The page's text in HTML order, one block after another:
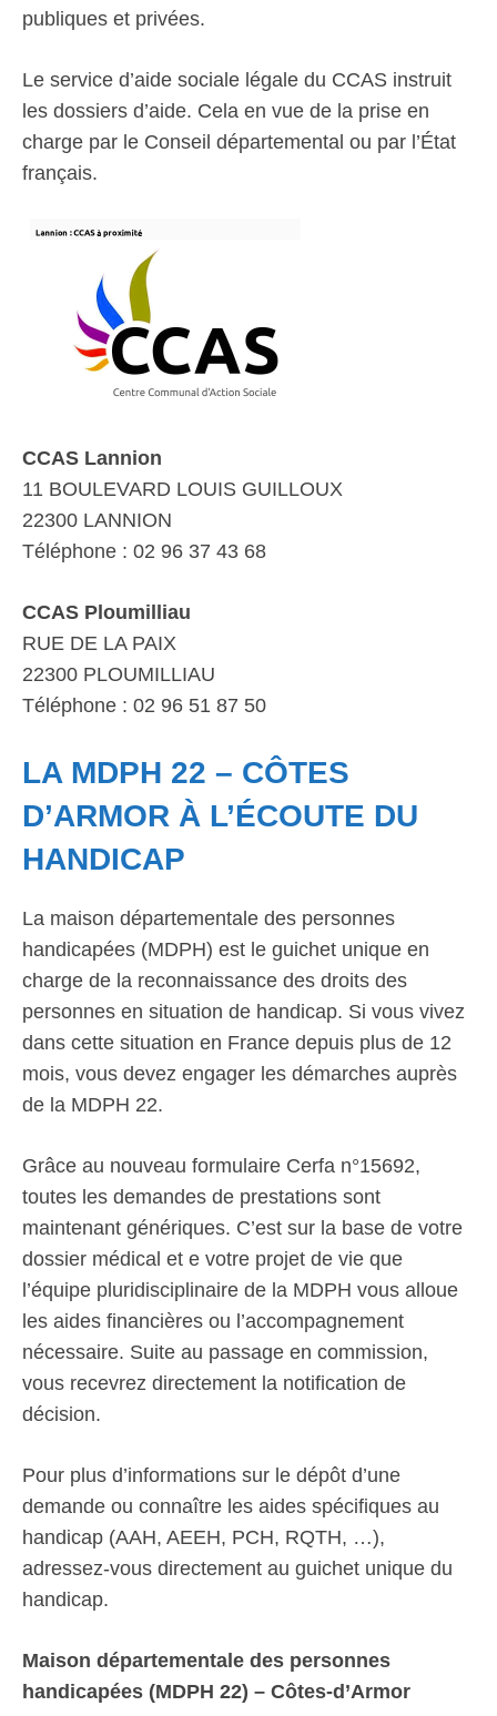
publiques et privées.
Le service d’aide sociale légale du CCAS instruit
les dossiers d’aide. Cela en vue de la prise en
charge par le Conseil départemental ou par l’État
français.
CCAS Lannion
11 BOULEVARD LOUIS GUILLOUX
22300 LANNION
Téléphone : 02 96 37 43 68
CCAS Ploumilliau
RUE DE LA PAIX
22300 PLOUMILLIAU
Téléphone : 02 96 51 87 50
LA MDPH 22 – CÔTES
D’ARMOR À L’ÉCOUTE DU
HANDICAP
La maison départementale des personnes
handicapées (MDPH) est le guichet unique en
charge de la reconnaissance des droits des
personnes en situation de handicap. Si vous vivez
dans cette situation en France depuis plus de 12
mois, vous devez engager les démarches auprès
de la MDPH 22.
Grâce au nouveau formulaire Cerfa n°15692,
toutes les demandes de prestations sont
maintenant génériques. C’est sur la base de votre
dossier médical et e votre projet de vie que
l’équipe pluridisciplinaire de la MDPH vous alloue
les aides financières ou l’accompagnement
nécessaire. Suite au passage en commission,
vous recevrez directement la notification de
décision.
Pour plus d’informations sur le dépôt d’une
demande ou connaître les aides spécifiques au
handicap (AAH, AEEH, PCH, RQTH, …),
adressez-vous directement au guichet unique du
handicap.
Maison départementale des personnes
handicapées (MDPH 22) – Côtes-d’Armor